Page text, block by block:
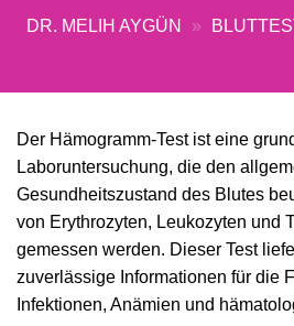
DR. MELIH AYGÜN »
Der Hämogramm-Test ist eine
Laboruntersuchung, die den
Gesundheitszustand des Blutes
von Erythrozyten, Leukozyten und
gemessen werden. Dieser Test
zuverlässige Informationen für die
Infektionen, Anämien und